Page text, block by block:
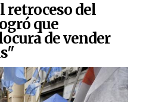
retroceso del
que
de vender